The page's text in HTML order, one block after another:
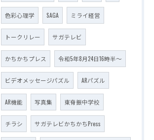
色彩心理学 SAGA ミライ経営
トークリレー サガテレビ
かちかちプレス 令和5年8月24日16時半～
ビデオメッセージパズル ARパズル
AR機能 写真集 東脊振中学校
チラシ サガテレビかちかちPress